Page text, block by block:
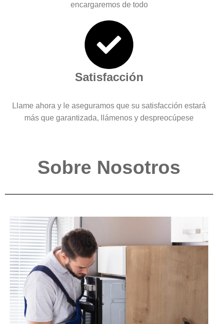
encargaremos de todo
Satisfacción
Llame ahora y le aseguramos que su satisfacción estará
más que garantizada, llámenos y despreocúpese
Sobre Nosotros